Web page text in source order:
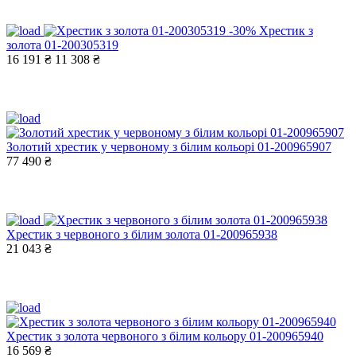
-30% Хрестик з
золота 01-200305319
16 191 ₴ 11 308 ₴
Золотий хрестик у червоному з білим кольорі 01-200965907
77 490 ₴
Хрестик з червоного з білим золота 01-200965938
21 043 ₴
Хрестик з золота червоного з білим кольору 01-200965940
16 569 ₴